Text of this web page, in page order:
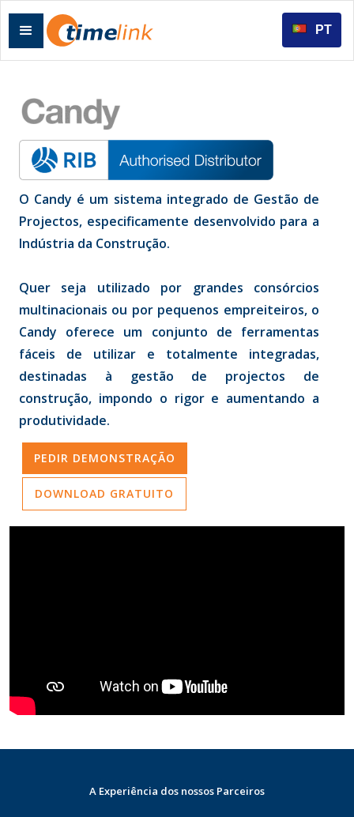
O Candy é um sistema integrado de Gestão de
Projectos, especificamente desenvolvido para a
Indústria da Construção.
Quer seja utilizado por grandes consórcios
multinacionais ou por pequenos empreiteiros, o
Candy oferece um conjunto de ferramentas
fáceis de utilizar e totalmente integradas,
destinadas à gestão de projectos de
construção, impondo o rigor e aumentando a
produtividade.
PEDIR DEMONSTRAÇÃO
DOWNLOAD GRATUITO
A Experiência dos nossos Parceiros
PT